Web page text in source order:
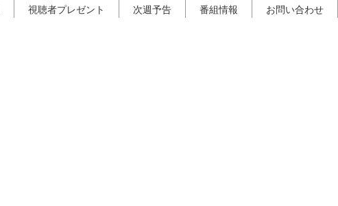
視聴者プレゼント 次週予告 番組情報 お問い合わせ